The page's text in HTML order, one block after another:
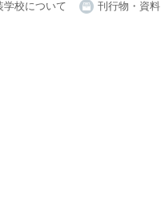
学校について 刊行物・資料